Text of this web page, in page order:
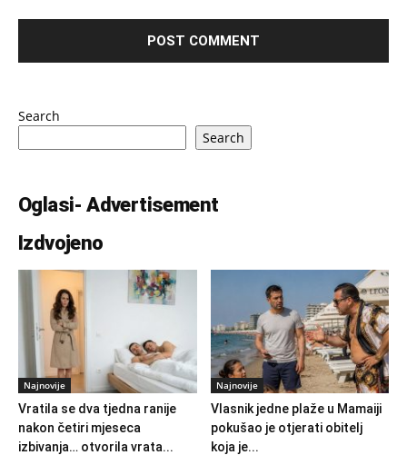
Search
Search
Oglasi- Advertisement
Izdvojeno
Najnovije
Vratila se dva tjedna ranije
nakon četiri mjeseca
izbivanja… otvorila vrata...
Najnovije
Vlasnik jedne plaže u Mamaiji
pokušao je otjerati obitelj
koja je...